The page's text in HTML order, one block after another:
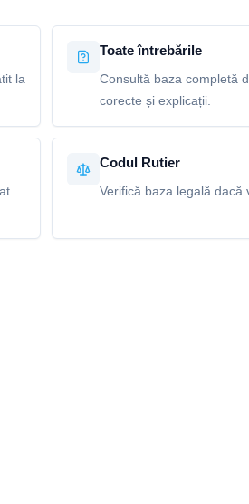
la
Toate întrebările
Consultă baza completă
corecte și explicații.
Codul Rutier
Verifică baza legală dacă